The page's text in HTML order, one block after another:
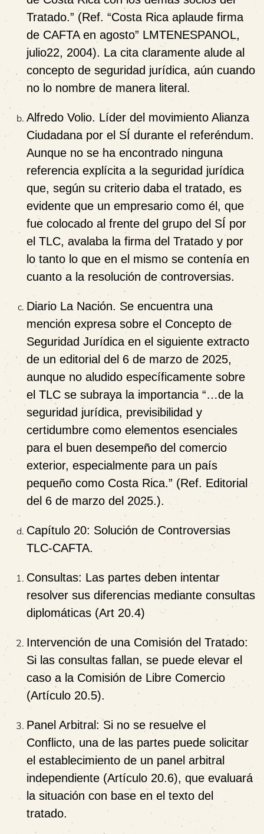
Tratado.” (Ref. “Costa Rica aplaude firma
de CAFTA en agosto” LMTENESPANOL,
julio22, 2004). La cita claramente alude al
concepto de seguridad jurídica, aún cuando
no lo nombre de manera literal.
Alfredo Volio. Líder del movimiento Alianza
Ciudadana por el SÍ durante el referéndum.
Aunque no se ha encontrado ninguna
referencia explícita a la seguridad jurídica
que, según su criterio daba el tratado, es
evidente que un empresario como él, que
fue colocado al frente del grupo del SÍ por
el TLC, avalaba la firma del Tratado y por
lo tanto lo que en el mismo se contenía en
cuanto a la resolución de controversias.
Diario La Nación. Se encuentra una
mención expresa sobre el Concepto de
Seguridad Jurídica en el siguiente extracto
de un editorial del 6 de marzo de 2025,
aunque no aludido específicamente sobre
el TLC se subraya la importancia “…de la
seguridad jurídica, previsibilidad y
certidumbre como elementos esenciales
para el buen desempeño del comercio
exterior, especialmente para un país
pequeño como Costa Rica.” (Ref. Editorial
del 6 de marzo del 2025.).
Capítulo 20: Solución de Controversias
TLC-CAFTA.
Consultas: Las partes deben intentar
resolver sus diferencias mediante consultas
diplomáticas (Art 20.4)
Intervención de una Comisión del Tratado:
Si las consultas fallan, se puede elevar el
caso a la Comisión de Libre Comercio
(Artículo 20.5).
Panel Arbitral:Si no se resuelve el
Conflicto, una de las partes puede solicitar
el establecimiento de un panel arbitral
independiente (Artículo 20.6), que evaluará
la situación con base en el texto del
tratado.